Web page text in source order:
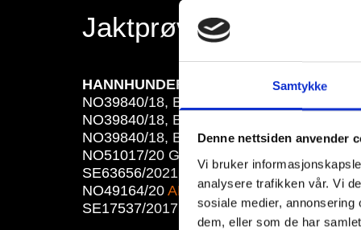
Samtykke
Denne nettsiden anvender
Vi bruker
analysere trafikken vår. Vi
sosiale medier,
dem, eller som de har
Jaktprøveresultater
HANNHUNDER
NO39840/18, BB
NO39840/18, BB
NO39840/18, BB
ZAREK, eier: Geir
NO51017/20 GF
RIKO
, eier: Erik Ovnerud.
SE63656/2021 NästorpetsZALTO, eier
NO49164/20 ANTON, eier Tore Foss-
SE17537/2017 FrostvallensSMUGGLER